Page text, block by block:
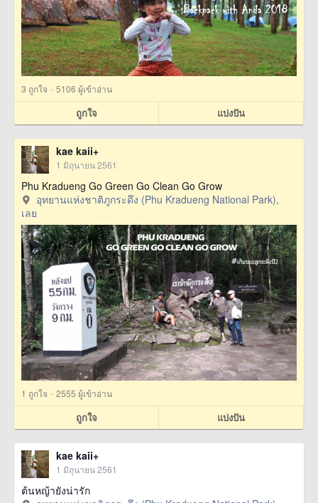
3 ถูกใจ · 5106 ผู้เข้าอ่าน
ถูกใจ แบ่งปัน
kae kaii+
1 มิถุนายน 2561
Phu Kradueng Go Green Go Clean Go Grow
อุทยานแห่งชาติภูกระดึง (Phu Kradueng National Park),
เลย
1 ถูกใจ · 2555 ผู้เข้าอ่าน
ถูกใจ แบ่งปัน
kae kaii+
1 มิถุนายน 2561
ต้นหญ้ายังน่ารัก